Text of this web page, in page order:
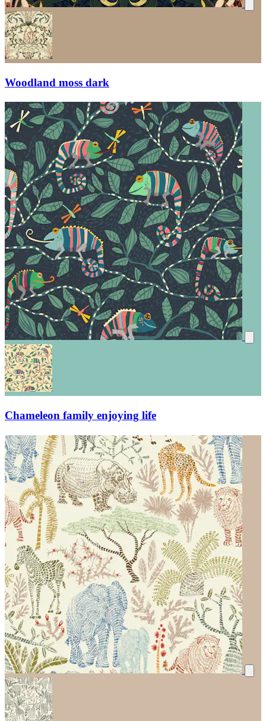
Woodland moss dark
Chameleon family enjoying life